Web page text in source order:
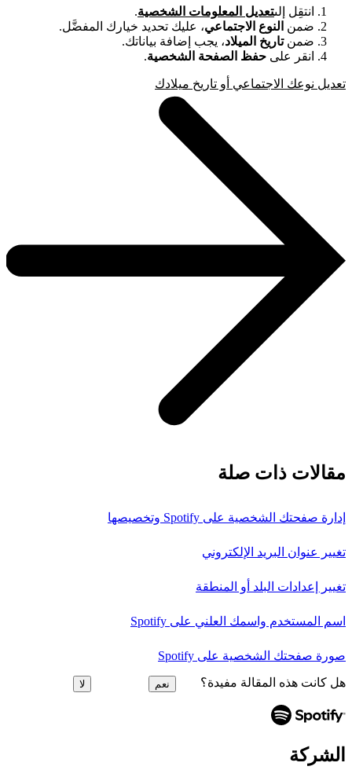
انتقِل إلىتعديل المعلومات الشخصية.
ضمن النوع الاجتماعي، عليك تحديد خيارك المفضَّل.
ضمنتاريخ الميلاد، يجب إضافة بياناتك.
انقر على حفظ الصفحة الشخصية.
تعديل نوعك الاجتماعي أو تاريخ ميلادك
مقالات ذات صلة
إدارة صفحتك الشخصية على Spotify وتخصيصها
تغيير عنوان البريد الإلكتروني
تغيير إعدادات البلد أو المنطقة
اسم المستخدم واسمك العلني على Spotify
صورة صفحتك الشخصية على Spotify
هل كانت هذه المقالة مفيدة؟ نعم لا
الشركة